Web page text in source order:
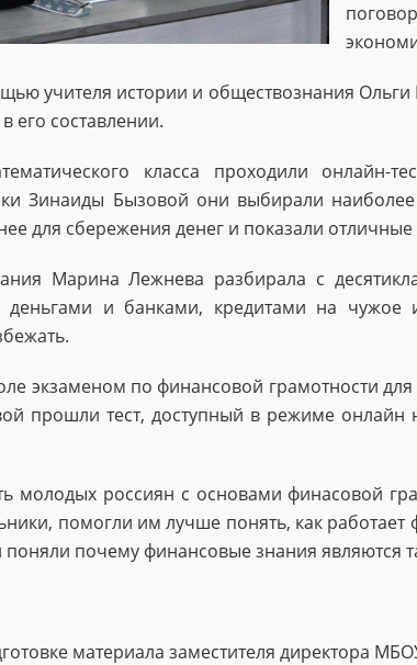
учителя истории и обществознания
его составлении.
класса проходили онлайн-
Зинаиды Бызовой они выбирали
для сбережения денег и показали отличные
Марина Лежнева разбирала с
и банками, кредитами на
экзаменом по финансовой грамотности
прошли тест, доступный в режиме онлайн
молодых россиян с основами финасовой
помогли им лучше понять, как работает
почему финансовые знания являются
материала заместителя директора